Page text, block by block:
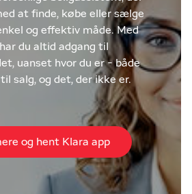
at finde, købe eller sælge
og effektiv måde. Med
du altid adgang til
uanset hvor du er - både
salg, og det, der ikke er.
og hent Klara app